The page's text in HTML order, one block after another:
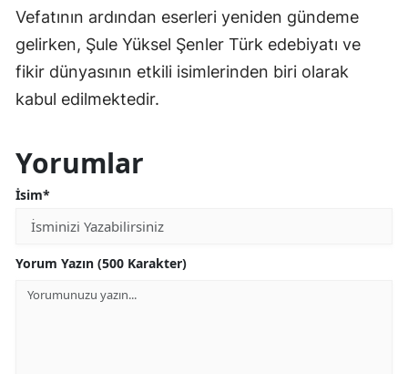
Vefatının ardından eserleri yeniden gündeme
gelirken, Şule Yüksel Şenler Türk edebiyatı ve
fikir dünyasının etkili isimlerinden biri olarak
kabul edilmektedir.
Yorumlar
İsim*
Yorum Yazın (500 Karakter)